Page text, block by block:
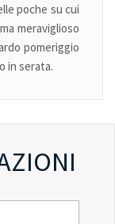
poche su cui
meraviglioso
pomeriggio
in serata.